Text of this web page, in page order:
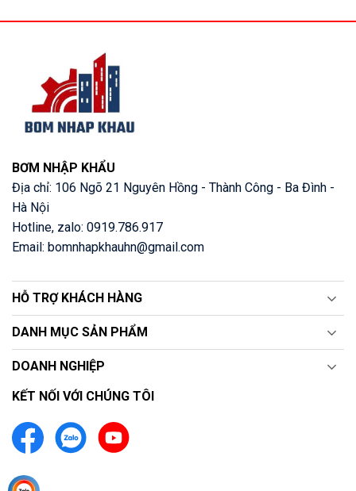
BƠM NHẬP KHẨU
Địa chỉ: 106 Ngõ 21 Nguyên Hồng - Thành Công - Ba Đình -
Hà Nội
Hotline, zalo: 0919.786.917
Email: bomnhapkhauhn@gmail.com
HỖ TRỢ KHÁCH HÀNG
DANH MỤC SẢN PHẨM
DOANH NGHIỆP
KẾT NỐI VỚI CHÚNG TÔI